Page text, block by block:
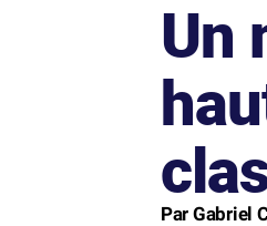
Un
Par Gabriel